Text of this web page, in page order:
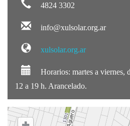
4824 3302
info@xulsolar.org.ar
xulsolar.org.ar
Horarios: martes a viernes,
12 a 19 h. Arancelado.